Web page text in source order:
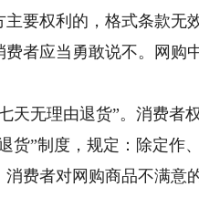
要权利的，格式条款无
者应当勇敢说不。网购
无理由退货”。消费者
货”制度，规定：除定作
费者对网购商品不满意